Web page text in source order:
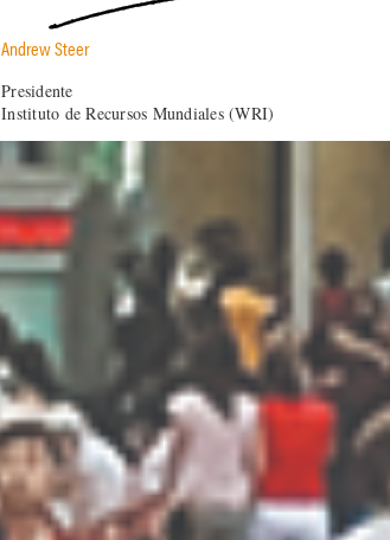
Andrew Steer
Presidente
Instituto de Recursos Mundiales (WRI)